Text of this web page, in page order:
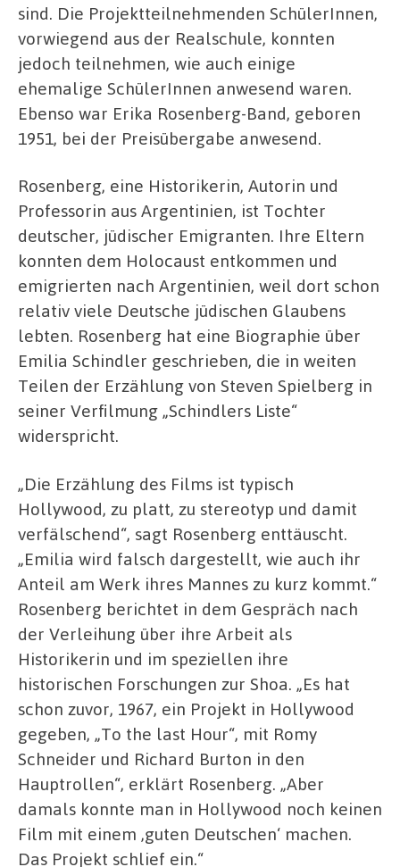
sind. Die Projektteilnehmenden SchülerInnen,
vorwiegend aus der Realschule, konnten
jedoch teilnehmen, wie auch einige
ehemalige SchülerInnen anwesend waren.
Ebenso war Erika Rosenberg-Band, geboren
1951, bei der Preisübergabe anwesend.
Rosenberg, eine Historikerin, Autorin und
Professorin aus Argentinien, ist Tochter
deutscher, jüdischer Emigranten. Ihre Eltern
konnten dem Holocaust entkommen und
emigrierten nach Argentinien, weil dort schon
relativ viele Deutsche jüdischen Glaubens
lebten. Rosenberg hat eine Biographie über
Emilia Schindler geschrieben, die in weiten
Teilen der Erzählung von Steven Spielberg in
seiner Verfilmung „Schindlers Liste“
widerspricht.
„Die Erzählung des Films ist typisch
Hollywood, zu platt, zu stereotyp und damit
verfälschend“, sagt Rosenberg enttäuscht.
„Emilia wird falsch dargestellt, wie auch ihr
Anteil am Werk ihres Mannes zu kurz kommt.“
Rosenberg berichtet in dem Gespräch nach
der Verleihung über ihre Arbeit als
Historikerin und im speziellen ihre
historischen Forschungen zur Shoa. „Es hat
schon zuvor, 1967, ein Projekt in Hollywood
gegeben, „To the last Hour“, mit Romy
Schneider und Richard Burton in den
Hauptrollen“, erklärt Rosenberg. „Aber
damals konnte man in Hollywood noch keinen
Film mit einem ,guten Deutschen‘ machen.
Das Projekt schlief ein.“